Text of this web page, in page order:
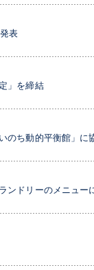
表
」を締結
のち動的平衡館」に
ンドリーのメニュー